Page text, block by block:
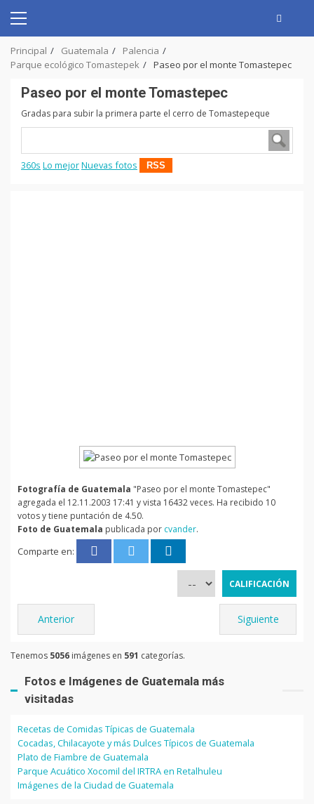
content
Primary
Principal Guatemala
Palencia
Parque ecológico Tomastepek
Paseo por el monte Tomastepec
Paseo por el monte Tomastepec
Gradas para subir la primera parte el cerro de Tomastepeque
360s Lo mejorNuevas fotos RSS
Fotografía de Guatemala "Paseo por el monte Tomastepec"
agregada el 12.11.2003 17:41 y vista 16432 veces. Ha recibido 10
votos y tiene puntación de 4.50.
Foto de Guatemala publicada por cvander.
Comparte en:
Anterior Siguiente
Tenemos 5056 imágenes en 591 categorías.
Fotos e Imágenes de Guatemala más
visitadas
Recetas de Comidas Típicas de Guatemala
Cocadas, Chilacayote y más Dulces Típicos de Guatemala
Plato de Fiambre de Guatemala
Parque Acuático Xocomil del IRTRA en Retalhuleu
Imágenes de la Ciudad de Guatemala